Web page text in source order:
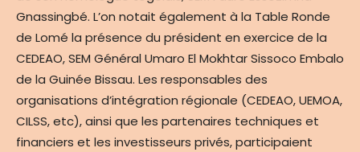
Gnassingbé. L’on notait également à la Table Ronde
de Lomé la présence du président en exercice de la
CEDEAO, SEM Général Umaro El Mokhtar Sissoco Embalo
de la Guinée Bissau. Les responsables des
organisations d’intégration régionale (CEDEAO, UEMOA,
CILSS, etc), ainsi que les partenaires techniques et
financiers et les investisseurs privés, participaient